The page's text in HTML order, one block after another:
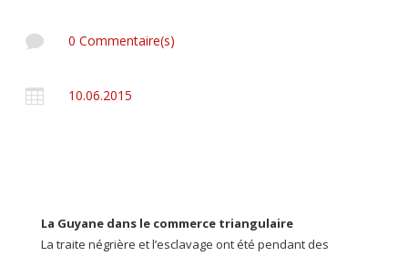
 0 Commentaire(s)
 10.06.2015
La Guyane dans le commerce triangulaire
La traite négrière et l’esclavage ont été pendant des